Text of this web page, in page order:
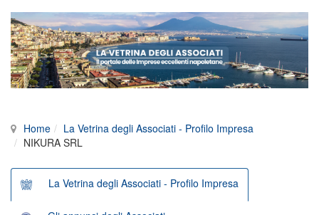
Home
La Vetrina degli Associati - Profilo Impresa
NIKURA SRL
La Vetrina degli Associati - Profilo Impresa